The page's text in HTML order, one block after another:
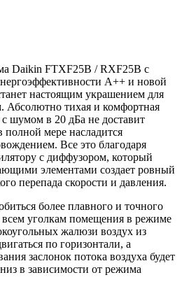
Daikin FTXF25B / RXF25B с
А++ и новой
настоящим украшением для
Абсолютно тихая и комфортная
с шумом в 20 дБа не доставит
полной мере насладится
Все это благодаря
с диффузором, который
элементами создает ровный
перепада скорости и давления.
более плавного и точного
всем уголкам помещения в режиме
жалюзи воздух из
по горизонтали, а
заслонок потока воздуха будет
в зависимости от режима